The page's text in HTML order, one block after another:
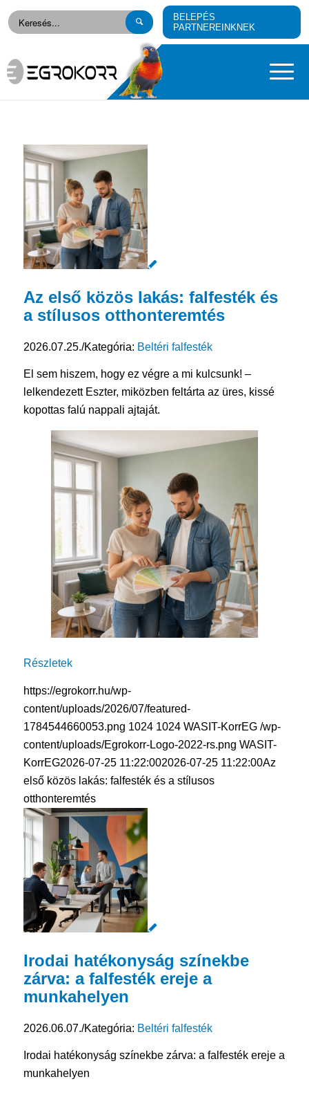
BELEPÉS
PARTNEREINKNEK
Az első közös lakás: falfesték és
a stílusos otthonteremtés
2026.07.25./Kategória: Beltéri falfesték
El sem hiszem, hogy ez végre a mi kulcsunk! –
lelkendezett Eszter, miközben feltárta az üres, kissé
kopottas falú nappali ajtaját.
Részletek
https://egrokorr.hu/wp-
content/uploads/2026/07/featured-
1784544660053.png 1024 1024 WASIT-KorrEG /wp-
content/uploads/Egrokorr-Logo-2022-rs.png WASIT-
KorrEG2026-07-25 11:22:002026-07-25 11:22:00Az
első közös lakás: falfesték és a stílusos
otthonteremtés
Irodai hatékonyság színekbe
zárva: a falfesték ereje a
munkahelyen
2026.06.07./Kategória: Beltéri falfesték
Irodai hatékonyság színekbe zárva: a falfesték ereje a
munkahelyen